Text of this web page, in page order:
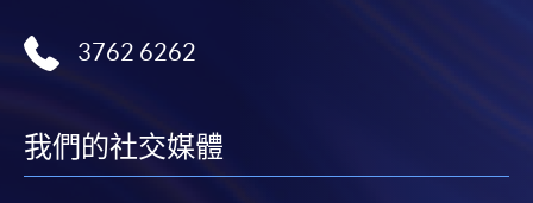
3762 6262
我們的社交媒體